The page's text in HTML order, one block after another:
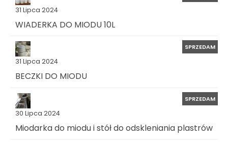
31 Lipca 2024
WIADERKA DO MIODU 10L
31 Lipca 2024
SPRZEDAM
BECZKI DO MIODU
30 Lipca 2024
SPRZEDAM
Miodarka do miodu i stół do odskleniania plastrów